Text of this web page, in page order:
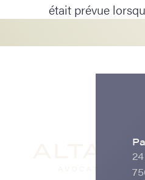
était prévue